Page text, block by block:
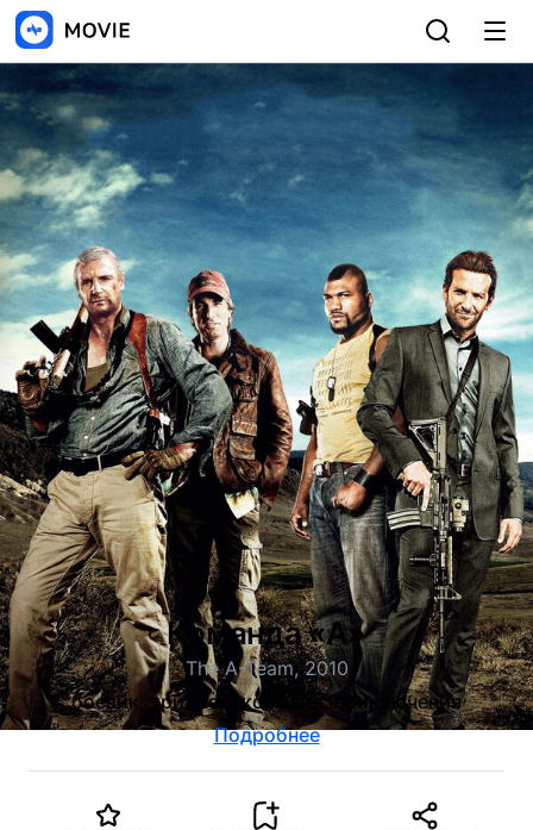
Команда «А»
The A-Team, 2010
боевик, триллер, комедия, приключения
Подробнее